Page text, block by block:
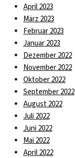
April 2023
März 2023
Februar 2023
Januar 2023
Dezember 2022
November 2022
Oktober 2022
September 2022
August 2022
Juli 2022
Juni 2022
Mai 2022
April 2022